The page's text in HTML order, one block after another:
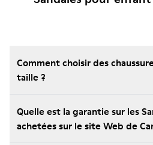
Comment choisir des
taille ?
Quelle est la garantie sur les
achetées sur le site Web de